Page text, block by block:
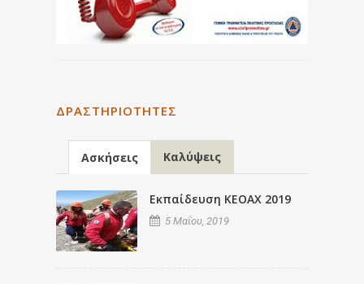
ΔΡΑΣΤΗΡΙΌΤΗΤΕΣ
Ασκήσεις Καλύψεις
Εκπαίδευση ΚΕΟΑΧ 2019
5 Μαΐου, 2019